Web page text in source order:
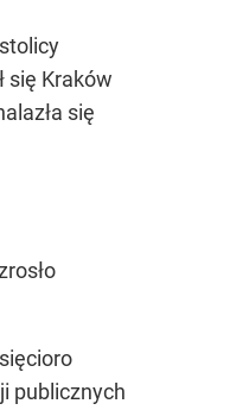
się Kraków
się
publicznych